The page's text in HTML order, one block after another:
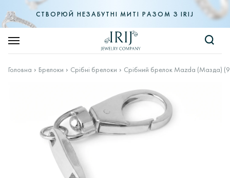
СТВОРЮЙ НЕЗАБУТНІ МИТІ РАЗОМ З IRIJ
Головна Брелоки Срібні брелоки Срібний брелок Mazda (Мазда)